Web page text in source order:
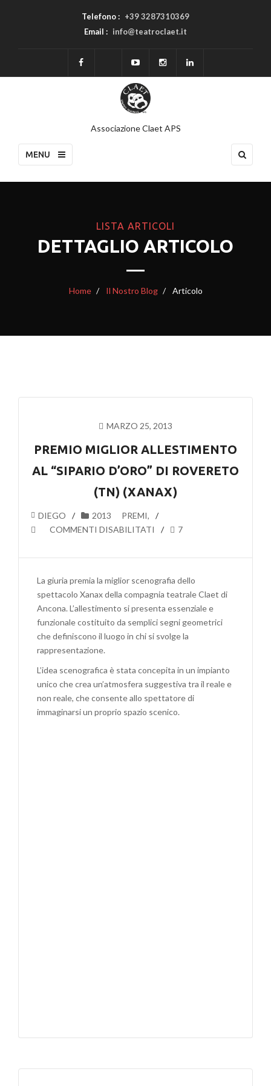
Telefono : +39 3287310369
Email : info@teatroclaet.it
Associazione Claet APS
MENU
LISTA ARTICOLI
DETTAGLIO ARTICOLO
Home Il Nostro Blog Articolo
MARZO 25, 2013
PREMIO MIGLIOR ALLESTIMENTO
AL “SIPARIO D’ORO” DI ROVERETO
(TN) (XANAX)
DIEGO 2013 ,
PREMI
COMMENTI DISABILITATI
SU
MIGLIOR
AL
“SIPARIO
D’ORO”
DI
ROVERETO
(TN)
(XANAX)
7
La giuria premia la miglior scenografia dello
spettacolo Xanax della compagnia teatrale Claet di
Ancona. L’allestimento si presenta essenziale e
funzionale costituito da semplici segni geometrici
che definiscono il luogo in chi si svolge la
rappresentazione.
L’idea scenografica è stata concepita in un impianto
unico che crea un’atmosfera suggestiva tra il reale e
non reale, che consente allo spettatore di
immaginarsi un proprio spazio scenico.